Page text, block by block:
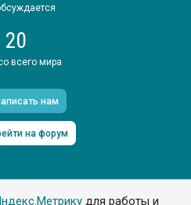
для работы и
20
всего мира
нам
на форум
Все права защищены